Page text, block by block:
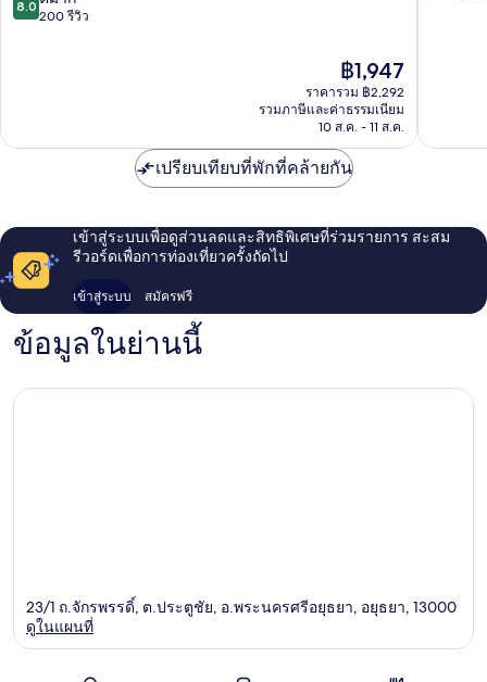
จาก
8.0
200 รีวิว
ราคา
ปัจจุบัน
คือ
฿1,947
฿1,947
ราคารวม ฿2,292
รวมภาษีและค่าธรรมเนียม
10 ส.ค. - 11 ส.ค.
เปรียบเทียบที่พักที่คล้ายกัน
เข้าสู่ระบบเพื่อดูส่วนลดและสิทธิพิเศษที่ร่วมรายการ สะสม
รีวอร์ดเพื่อการท่องเที่ยวครั้งถัดไป
เข้าสู่ระบบ สมัครฟรี
ข้อมูลในย่านนี้
23/1 ถ.จักรพรรดิ์, ต.ประตูชัย, อ.พระนครศรีอยุธยา, อยุธยา, 13000
ดูในแผนที่